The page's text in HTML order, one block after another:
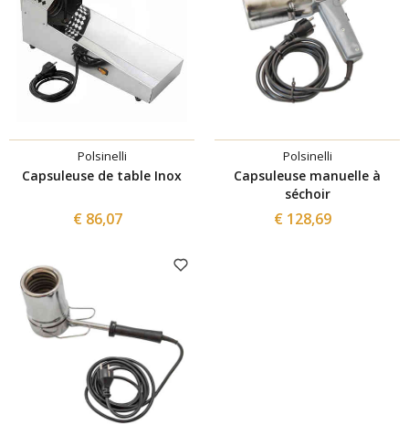
Polsinelli
Capsuleuse de table Inox
€ 86,07
Polsinelli
Capsuleuse manuelle à
séchoir
€ 128,69